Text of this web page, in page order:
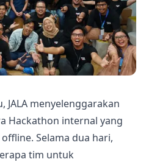
menyelenggarakan
Hackathon internal yang
Selama dua hari,
tim untuk